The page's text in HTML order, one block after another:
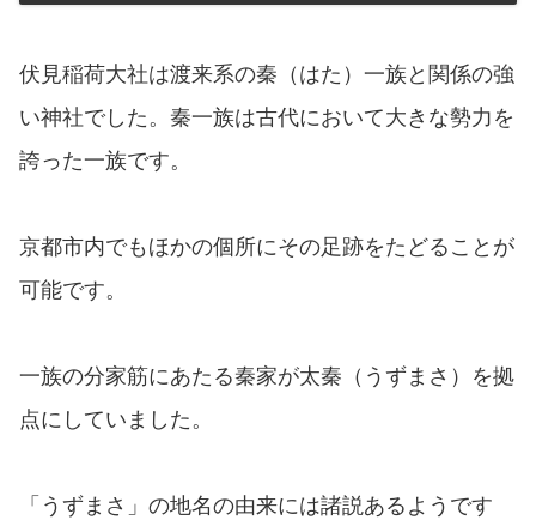
伏見稲荷大社は渡来系の秦（はた）一族と関係の強
い神社でした。秦一族は古代において大きな勢力を
誇った一族です。
京都市内でもほかの個所にその足跡をたどることが
可能です。
一族の分家筋にあたる秦家が太秦（うずまさ）を拠
点にしていました。
「うずまさ」の地名の由来には諸説あるようです